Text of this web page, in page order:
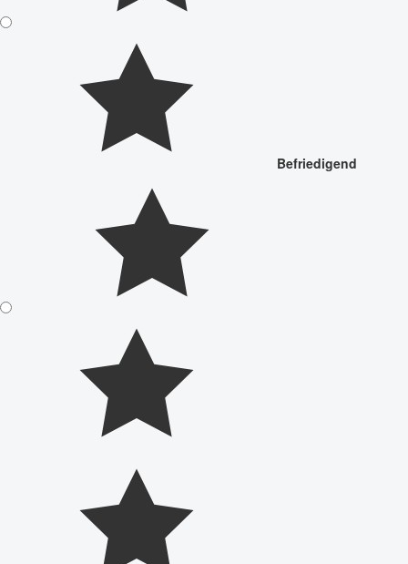
Befriedigend